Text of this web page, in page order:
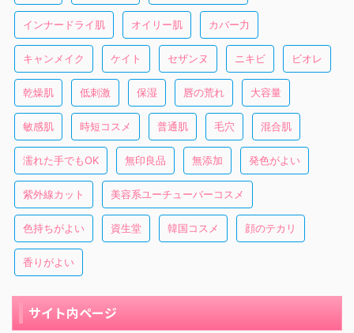
インナードライ肌 オイリー肌 カバー力
キャンメイク ケイト セザンヌ ニキビ ビオレ
乾燥肌 低刺激 保湿 唇の荒れ 大容量
敏感肌 時短コスメ 普通肌 毛穴 混合肌
濡れた手でもOK 無印良品 無添加 発色がよい
紫外線カット 美容系ユーチューバーコスメ
色持ちがよい 資生堂 韓国コスメ 顔のテカリ
香りがよい
サイト内ページ